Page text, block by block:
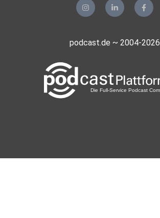
podcast.de ~ 2004-2026